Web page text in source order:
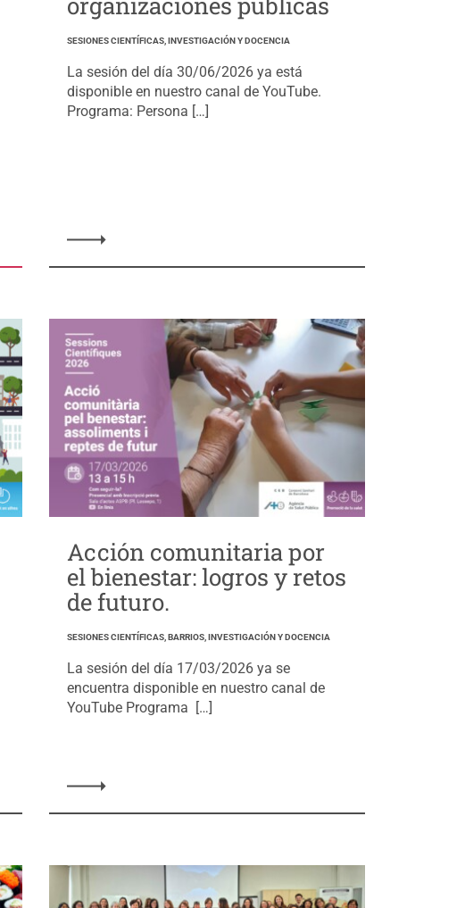
SESIONES CIENTÍFICAS, INVESTIGACIÓN Y DOCENCIA
La sesión del día 30/06/2026 ya está
disponible en nuestro canal de YouTube.
Programa: Persona […]
Acción comunitaria por
el bienestar: logros y retos
de futuro.
SESIONES CIENTÍFICAS, BARRIOS, INVESTIGACIÓN Y DOCENCIA
La sesión del día 17/03/2026 ya se
encuentra disponible en nuestro canal de
YouTube Programa […]